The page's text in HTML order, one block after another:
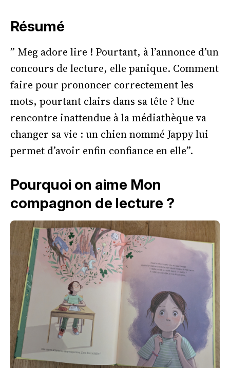
Résumé
” Meg adore lire ! Pourtant, à l’annonce d’un
concours de lecture, elle panique. Comment
faire pour prononcer correctement les
mots, pourtant clairs dans sa tête ? Une
rencontre inattendue à la médiathèque va
changer sa vie : un chien nommé Jappy lui
permet d’avoir enfin confiance en elle”.
Pourquoi on aime Mon
compagnon de lecture ?